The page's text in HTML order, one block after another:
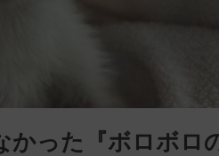
った『ボロボロ